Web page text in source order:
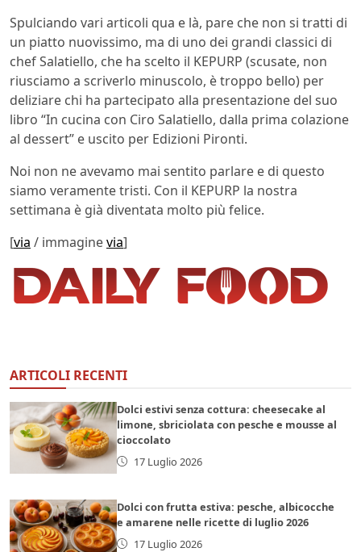
Spulciando vari articoli qua e là, pare che non si tratti di
un piatto nuovissimo, ma di uno dei grandi classici di
chef Salatiello, che ha scelto il KEPURP (scusate, non
riusciamo a scriverlo minuscolo, è troppo bello) per
deliziare chi ha partecipato alla presentazione del suo
libro “In cucina con Ciro Salatiello, dalla prima colazione
al dessert” e uscito per Edizioni Pironti.
Noi non ne avevamo mai sentito parlare e di questo
siamo veramente tristi. Con il KEPURP la nostra
settimana è già diventata molto più felice.
[via / immaginevia]
ARTICOLI RECENTI
Dolci estivi senza cottura: cheesecake al
limone, sbriciolata con pesche e mousse al
cioccolato
17 Luglio 2026
Dolci con frutta estiva: pesche, albicocche
e amarene nelle ricette di luglio 2026
17 Luglio 2026